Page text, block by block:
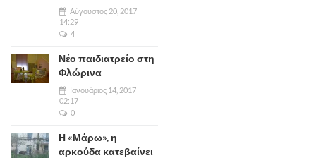
Αύγουστος 20, 2017
14:29
4
Νέο παιδιατρείο στη
Φλώρινα
Ιανουάριος 14, 2017
02:17
0
Η «Μάρω», η
αρκούδα κατεβαίνει